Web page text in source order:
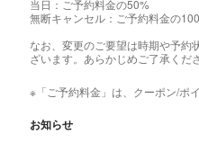
当日：ご予約料金の50%
無断キャンセル：ご予約料金の
なお、変更のご要望は時期や予約
ざいます。あらかじめご了承くださ
※「ご予約料金」は、クーポン/ポ
お知らせ